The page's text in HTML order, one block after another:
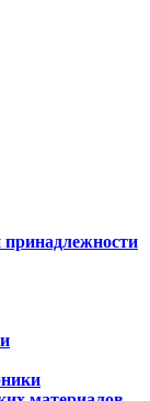
принадлежности